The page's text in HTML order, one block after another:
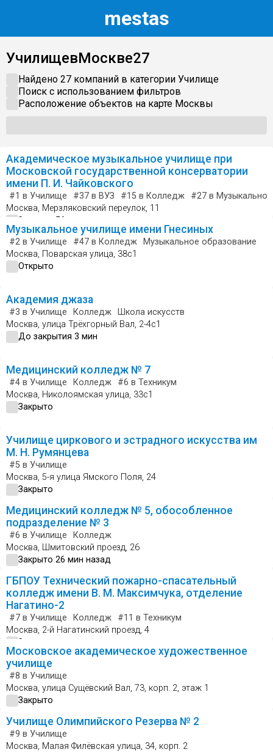
mestas
УчилищевМоскве27
Найдено 27 компаний в категории Училище
Поиск с использованием фильтров
Расположение объектов на карте Москвы
Академическое музыкальное училище при
Московской государственной консерватории
имени П. И. Чайковского
#1 в Училище #37 в ВУЗ #15 в Колледж #27 в
Москва, Мерзляковский переулок, 11
Закрыто 56 мин назад
Музыкальное училище имени Гнесиных
#2 в Училище #47 в Колледж
Музыкальное образование
Москва, Поварская улица, 38с1
Открыто
Академия джаза
#3 в Училище Колледж
Школа искусств
Москва, улица Трёхгорный Вал, 2-4с1
До закрытия 3 мин
Медицинский колледж № 7
#4 в Училище Колледж #6 в Техникум
Москва, Николоямская улица, 33с1
Закрыто
Училище циркового и эстрадного искусства им
М. Н. Румянцева
#5 в Училище
Москва, 5-я улица Ямского Поля, 24
Закрыто
Медицинский колледж № 5, обособленное
подразделение № 3
#6 в Училище
Колледж
Москва, Шмитовский проезд, 26
Закрыто 26 мин назад
ГБПОУ Технический пожарно-спасательный
колледж имени В. М. Максимчука, отделение
Нагатино-2
#7 в Училище Колледж #11 в Техникум
Москва, 2-й Нагатинский проезд, 4
Закрыто
Московское академическое художественное
училище
#8 в Училище
Москва, улица Сущёвский Вал, 73, корп. 2, этаж 1
Закрыто
Училище Олимпийского Резерва № 2
#9 в Училище
Москва, Малая Филёвская улица, 34, корп. 2